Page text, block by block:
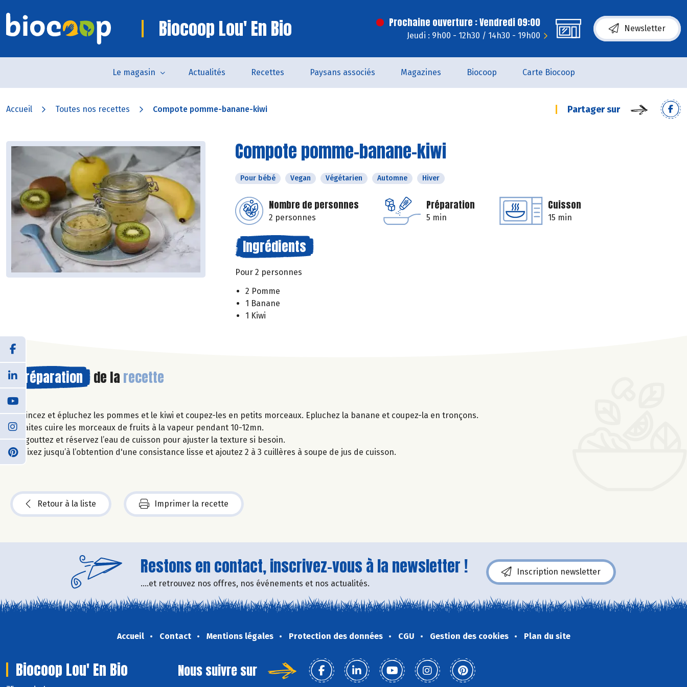
Biocoop Lou' En Bio Prochaine ouverture : Vendredi 09:00
Jeudi : 9h00 - 12h30 / 14h30 - 19h00
Newsletter
Le magasin Actualités Recettes Paysans associés Magazines Biocoop Carte Biocoop
Accueil Toutes nos recettes Compote pomme-banane-kiwi Partager sur
Compote pomme-banane-kiwi
Pour bébé Vegan Végétarien Automne Hiver
Nombre de personnes
2 personnes
Préparation
5 min
Cuisson
15 min
Ingrédients
Pour 2 personnes
2 Pomme
1 Banane
1 Kiwi
Préparation de la recette
Rincez et épluchez les pommes et le kiwi et coupez-les en petits morceaux. Epluchez la banane et coupez-la en tronçons.
Faites cuire les morceaux de fruits à la vapeur pendant 10-12mn.
Egouttez et réservez l’eau de cuisson pour ajuster la texture si besoin.
Mixez jusqu’à l’obtention d'une consistance lisse et ajoutez 2 à 3 cuillères à soupe de jus de cuisson.
Retour à la liste Imprimer la recette
Restons en contact, inscrivez-vous à la newsletter !
....et retrouvez nos offres, nos événements et nos actualités.
Inscription newsletter
Accueil Contact Mentions légales Protection des données CGU Gestion des cookies Plan du site
Biocoop Lou' En Bio Nous suivre sur